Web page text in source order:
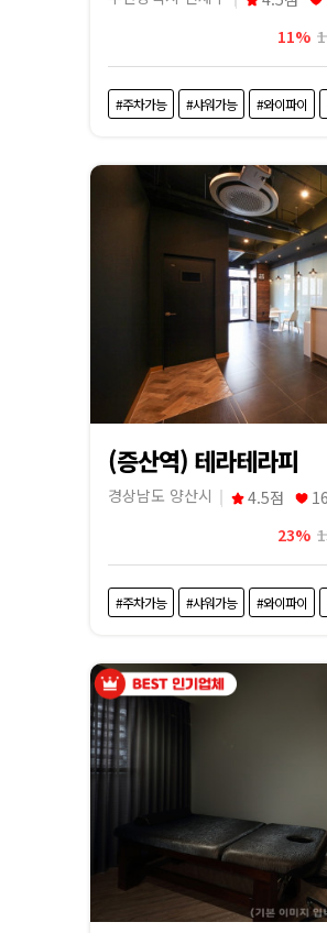
11%
#주차가능 #샤워가능 #와이파이
(증산역) 테라테라피
경상남도 양산시 4.5점
23%
#주차가능 #샤워가능 #와이파이